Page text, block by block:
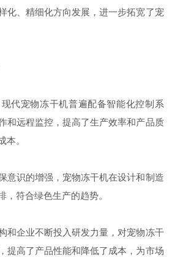
化、精细化方向发展，进一步拓宽了宠
宠物冻干机普遍配备智能化控制系
和远程监控，提高了生产效率和产品质
本。
识的增强，宠物冻干机在设计和制造
，符合绿色生产的趋势。
企业不断投入研发力量，对宠物冻干
提高了产品性能和降低了成本，为市场